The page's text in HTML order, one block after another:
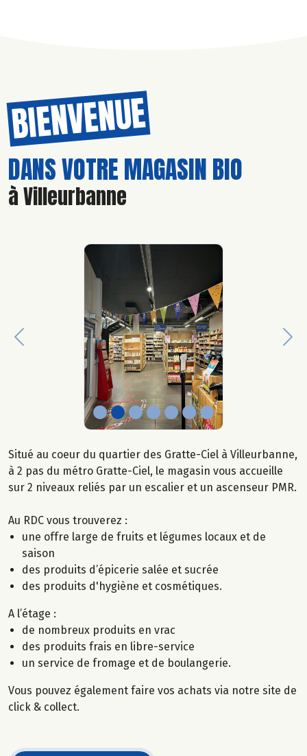
BIENVENUE
DANS VOTRE MAGASIN BIO
à Villeurbanne
Previous
Situé au coeur du quartier des Gratte-Ciel à Villeurbanne,
à 2 pas du métro Gratte-Ciel, le magasin vous accueille
sur 2 niveaux reliés par un escalier et un ascenseur PMR.
Au RDC vous trouverez :
une offre large de fruits et légumes locaux et de
saison
des produits d’épicerie salée et sucrée
des produits d'hygiène et cosmétiques.
A l’étage :
de nombreux produits en vrac
des produits frais en libre-service
un service de fromage et de boulangerie.
Vous pouvez également faire vos achats via notre site de
click & collect.